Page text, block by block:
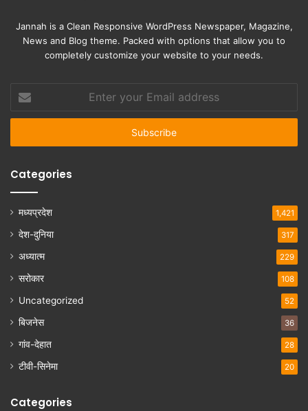
Jannah is a Clean Responsive WordPress Newspaper, Magazine,
News and Blog theme. Packed with options that allow you to
completely customize your website to your needs.
your
Email
Categories
मध्यप्रदेश 1,421
देश-दुनिया 317
अध्यात्म 229
सरोकार 108
Uncategorized 52
बिजनेस 36
गांव-देहात 28
टीवी-सिनेमा 20
Categories